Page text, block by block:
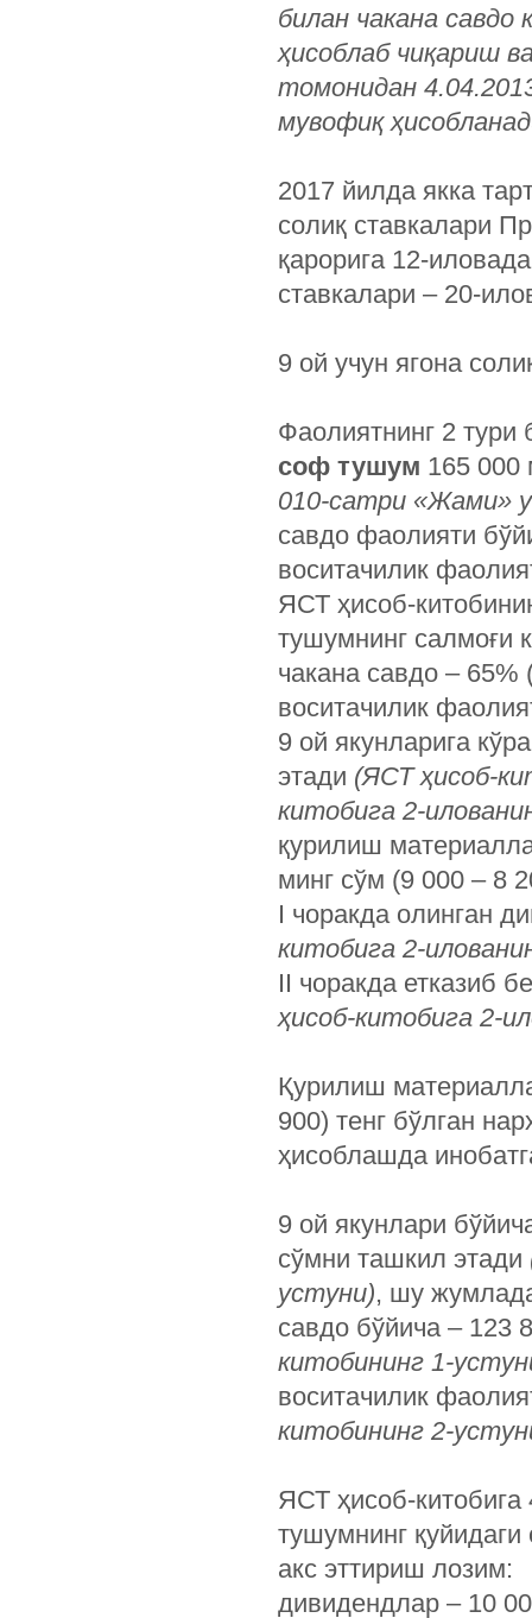
билан чакана савдо
ҳисоблаб чиқариш
томонидан
мувофиқ
2017 йилда якка
солиқ ставкалари
қарорига 12-
ставкалари – 20-
9 ой учун ягона
Фаолиятнинг 2 тури
соф тушум 165 000
010-сатри «Жами»
савдо фаолияти
воситачилик
ЯСТ ҳисоб-
тушумнинг салмоғи
чакана савдо – 65%
воситачилик
9 ой якунларига
этади (ЯСТ ҳисоб-
китобига 2-
қурилиш
минг сўм (9 000 – 8
I чоракда олинган
китобига 2-
II чоракда етказиб
ҳисоб-китобига 2-
Қурилиш
900) тенг бўлган
ҳисоблашда
9 ой якунлари
сўмни ташкил этади
устуни), шу
савдо бўйича – 123
китобининг 1-
воситачилик
китобининг 2-
ЯСТ ҳисоб-
тушумнинг
акс эттириш лозим:
дивидендлар – 10